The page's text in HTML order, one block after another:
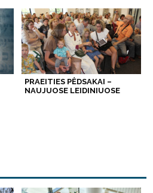
PRAEITIES PĖDSAKAI –
NAUJUOSE LEIDINIUOSE